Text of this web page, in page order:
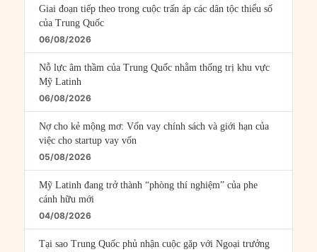
Giai đoạn tiếp theo trong cuộc trấn áp các dân tộc thiểu số
của Trung Quốc
06/08/2026
Nỗ lực âm thầm của Trung Quốc nhằm thống trị khu vực
Mỹ Latinh
06/08/2026
Nợ cho kẻ mộng mơ: Vốn vay chính sách và giới hạn của
việc cho startup vay vốn
05/08/2026
Mỹ Latinh đang trở thành “phòng thí nghiệm” của phe
cánh hữu mới
04/08/2026
Tại sao Trung Quốc phủ nhận cuộc gặp với Ngoại trưởng